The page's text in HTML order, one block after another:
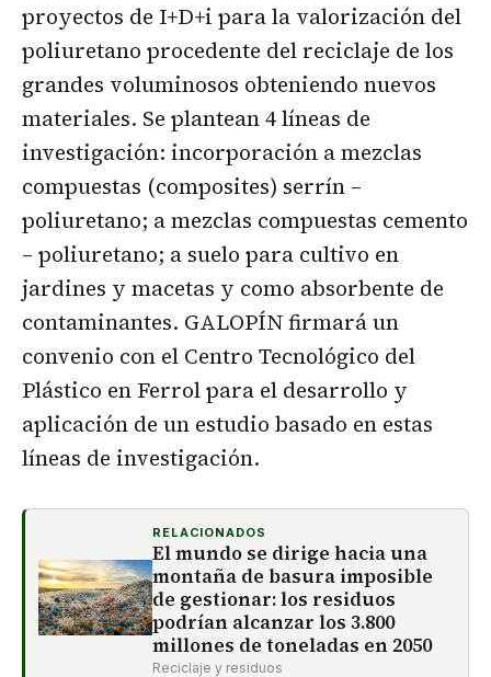
proyectos de I+D+i para la valorización del
poliuretano procedente del reciclaje de los
grandes voluminosos obteniendo nuevos
materiales. Se plantean 4 líneas de
investigación: incorporación a mezclas
compuestas (composites) serrín –
poliuretano; a mezclas compuestas cemento
– poliuretano; a suelo para cultivo en
jardines y macetas y como absorbente de
contaminantes. GALOPÍN firmará un
convenio con el Centro Tecnológico del
Plástico en Ferrol para el desarrollo y
aplicación de un estudio basado en estas
líneas de investigación.
RELACIONADOS
El mundo se dirige hacia una
montaña de basura imposible
de gestionar: los residuos
podrían alcanzar los 3.800
millones de toneladas en 2050
Reciclaje y residuos